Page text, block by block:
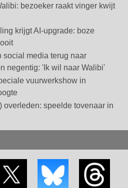
bezoeker raakt vinger kwijt
krijgt AI-upgrade: boze
media terug naar
negentig: 'Ik wil naar Walibi'
vuurwerkshow in
overleden: speelde tovenaar in